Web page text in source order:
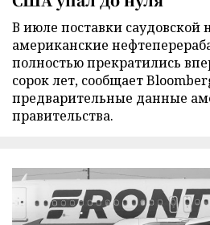
В июле поставки саудовской
американские
полностью прекратились
сорок лет, сообщает
предварительные данные
правительства.